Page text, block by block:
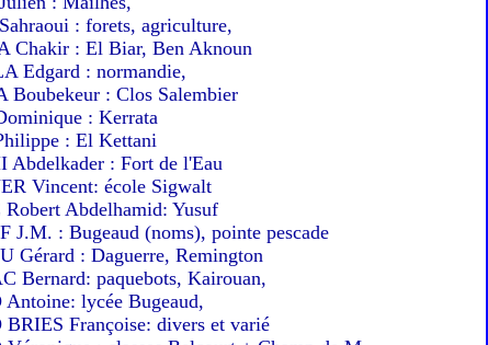
: forets, agriculture,
Chakir : El Biar, Ben Aknoun
Edgard : normandie,
Boubekeur : Clos Salembier
: Kerrata
: El Kettani
Abdelkader : Fort de l'Eau
Vincent: école Sigwalt
Abdelhamid: Yusuf
J.M. : Bugeaud (noms), pointe pescade
Gérard : Daguerre, Remington
Bernard: paquebots, Kairouan,
lycée Bugeaud,
Françoise: divers et varié